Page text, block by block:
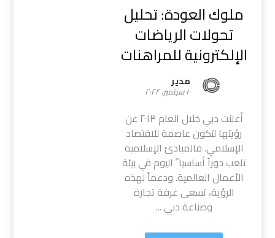
ملوك العودة: تحليل
تحولات الرياضات
الإلكترونية للمراهنات
مدیر
١٠ سبتمبر، ٢٠٢٢
أعلنت دبي خلال العام ٢٠١٣ عن
رؤيتها لتكون عاصمة للاقتصاد
الإسلامي. فالمبادئ الإسلامية
تلعب دوراً أساسيا ً اليوم في بيئة
الأعمال العالمية. ودعماً لهذه
الرؤية، تسعى غرفة تجارة
وصناعة دبي ...